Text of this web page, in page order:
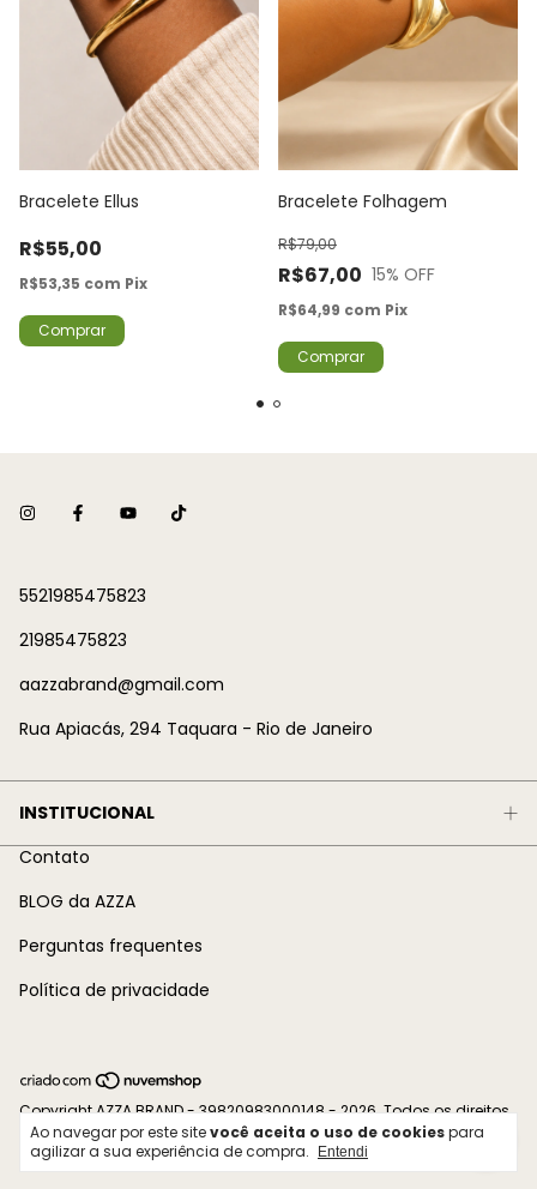
Ao navegar por este sitevocê aceita o uso de cookiespara
agilizar a sua experiência de compra.
Entendi
Bracelete Ellus
R$55,00
R$53,35 com Pix
Bracelete Folhagem
R$67,00
R$79,00
15% OFF
R$64,99 com Pix
5521985475823
21985475823
aazzabrand@gmail.com
Rua Apiacás, 294 Taquara - Rio de Janeiro
INSTITUCIONAL
Contato
BLOG da AZZA
Perguntas frequentes
Política de privacidade
Copyright AZZA BRAND - 39820983000148 - 2026. Todos os direitos
reservados.